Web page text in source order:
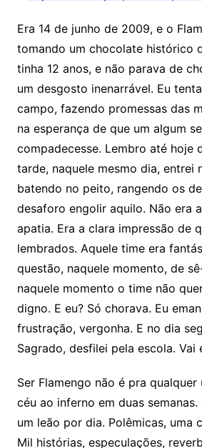
Era 14 de junho de 2009, e o
tomando um chocolate histórico
tinha 12 anos, e não parava de
um desgosto inenarrável. Eu
campo, fazendo promessas das
na esperança de que um algum
compadecesse. Lembro até hoje
tarde, naquele mesmo dia, entrei
batendo no peito, rangendo os
desaforo engolir aquilo. Não era
apatia. Era a clara impressão de
lembrados. Aquele time era
questão, naquele momento, de
naquele momento o time não
digno. E eu? Só chorava. Eu
frustração, vergonha. E no dia
Sagrado, desfilei pela escola. Vai
Ser Flamengo não é pra
céu ao inferno em duas
um leão por dia. Polêmicas, uma
Mil histórias, especulações,